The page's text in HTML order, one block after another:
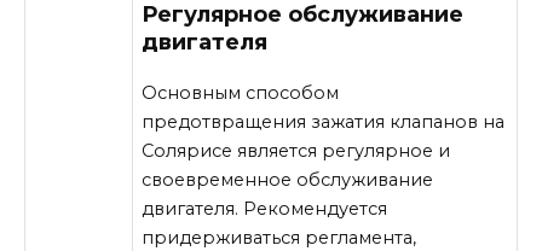
Регулярное обслуживание
двигателя
Основным способом
предотвращения зажатия клапанов на
Солярисе является регулярное и
своевременное обслуживание
двигателя. Рекомендуется
придерживаться регламента,